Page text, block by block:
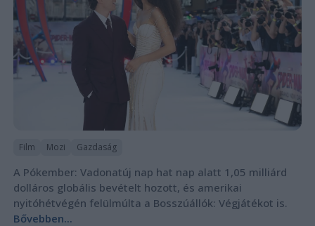
Film Mozi Gazdaság
A Pókember: Vadonatúj nap hat nap alatt 1,05 milliárd
dolláros globális bevételt hozott, és amerikai
nyitóhétvégén felülmúlta a Bosszúállók: Végjátékot is.
Bővebben...